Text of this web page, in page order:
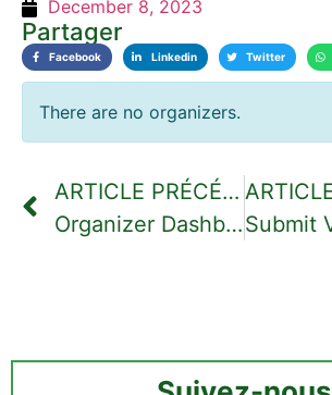
December 8, 2023
Partager
Facebook Linkedin Twitter
There are no organizers.
ARTICLE PRÉCÉDENT
Organizer Dashboard